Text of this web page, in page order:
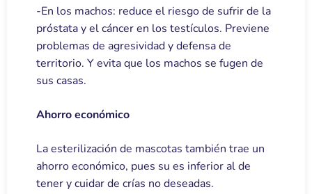
-En los machos: reduce el riesgo de sufrir de la
próstata y el cáncer en los testículos. Previene
problemas de agresividad y defensa de
territorio. Y evita que los machos se fugen de
sus casas.
Ahorro económico
La esterilización de mascotas también trae un
ahorro económico, pues su es inferior al de
tener y cuidar de crías no deseadas.